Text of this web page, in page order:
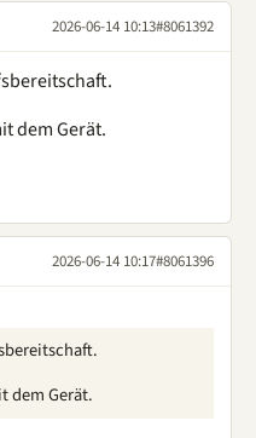
2026-06-14 10:13#8061392
dem Gerät.
2026-06-14 10:17#8061396
dem Gerät.